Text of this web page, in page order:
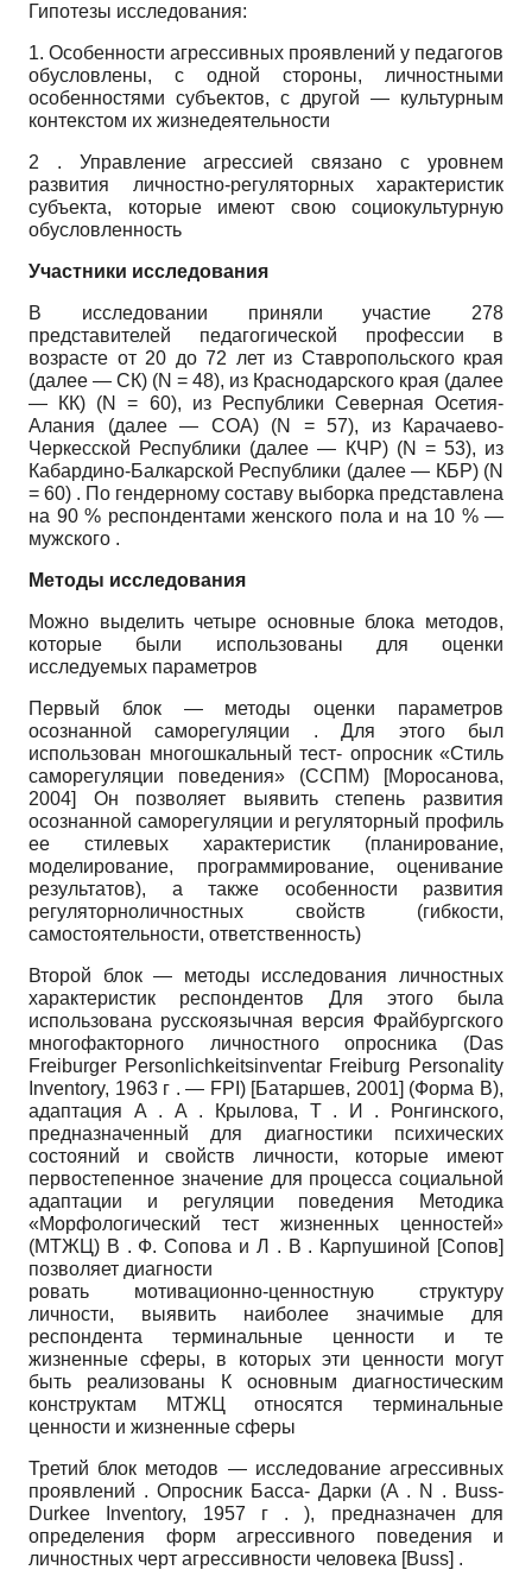
Гипотезы исследования:
1. Особенности агрессивных проявлений у педагогов
обусловлены, с одной стороны, личностными
особенностями субъектов, с другой — культурным
контекстом их жизнедеятельности
2 . Управление агрессией связано с уровнем
развития личностно-регуляторных характеристик
субъекта, которые имеют свою социокультурную
обусловленность
Участники исследования
В исследовании приняли участие 278
представителей педагогической профессии в
возрасте от 20 до 72 лет из Ставропольского края
(далее — СК) (N = 48), из Краснодарского края (далее
— КК) (N= 60), из Республики Северная Осетия-
Алания (далее — СОА) (N = 57), из Карачаево-
Черкесской Республики (далее — КЧР) (N = 53), из
Кабардино-Балкарской Республики (далее — КБР) (N
= 60) . По гендерному составу выборка представлена
на 90 % респондентами женского пола и на 10 % —
мужского .
Методы исследования
Можно выделить четыре основные блока методов,
которые были использованы для оценки
исследуемых параметров
Первый блок — методы оценки параметров
осознанной саморегуляции . Для этого был
использован многошкальный тест- опросник «Стиль
саморегуляции поведения» (ССПМ)
[Моросанова,
2004]
Он позволяет выявить степень развития
осознанной саморегуляции и регуляторный профиль
ее стилевых характеристик (планирование,
моделирование, программирование, оценивание
результатов), а также особенности развития
регуляторно­личностных свойств (гибкости,
самостоятельности, ответственность)
Второй блок — методы исследования личностных
характеристик респондентов Для этого была
использована русскоязычная версия Фрайбургского
многофакторного личностного опросника (Das
Freiburger Personlichkeitsinventar Freiburg Personality
Inventory, 1963 г . — FPI) [Батаршев, 2001] (Форма B),
адаптация А . А .
Крылова, Т . И . Ронгинского,
предназначенный для диагностики психических
состояний и свойств личности, которые имеют
первостепенное значение для процесса социальной
адаптации и регуляции поведения Методика
«Морфологический тест жизненных ценностей»
(МТЖЦ) В . Ф. Сопова и Л . В . Карпушиной [Сопов]
позволяет диагности­
ровать мотивационно-ценностную структуру
личности, выявить наиболее значимые для
респондента терминальные ценности и те
жизненные сферы, в которых эти ценности могут
быть реализованы К основным диагностическим
конструктам МТЖЦ относятся терминальные
ценности и жизненные сферы
Третий блок методов — исследование агрессивных
проявлений . Опросник Басса- Дарки (A . N . Buss-
Durkee Inventory, 1957 г . ), предназначен для
определения форм агрессивного поведения и
личностных черт агрессивности человека [Buss] .